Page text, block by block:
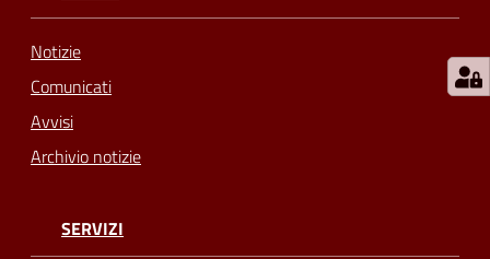
Notizie
Comunicati
Avvisi
Archivio notizie
SERVIZI